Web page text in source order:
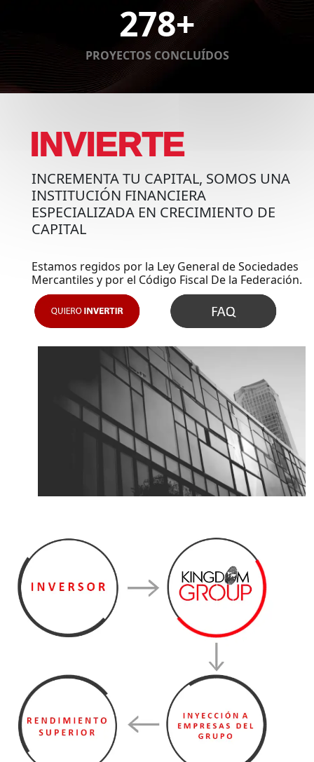
278+
PROYECTOS CONCLUÍDOS
INVIERTE
INCREMENTA TU CAPITAL, SOMOS UNA
INSTITUCIÓN FINANCIERA
ESPECIALIZADA EN CRECIMIENTO DE
CAPITAL
Estamos regidos por la Ley General de Sociedades
Mercantiles y por el Código Fiscal De la Federación.